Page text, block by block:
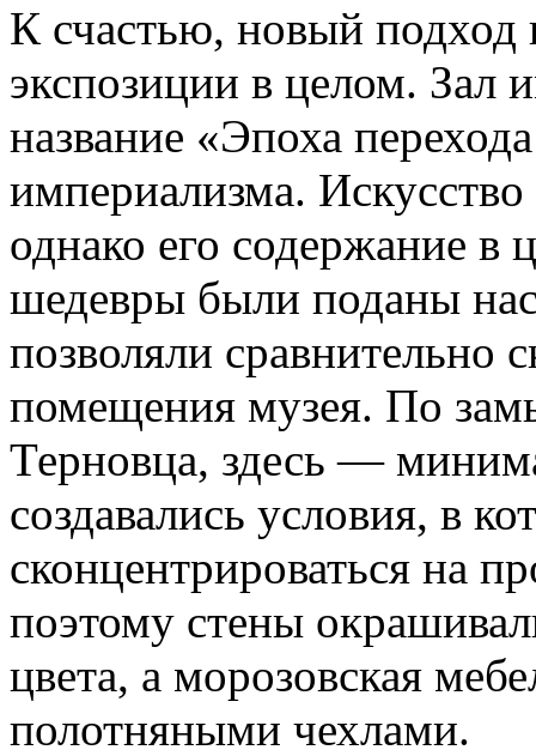
К счастью, новый подход
экспозиции в целом. Зал
название «Эпоха
империализма.
однако его содержание в
шедевры были поданы
позволяли
помещения музея. По
Терновца, здесь —
создавались условия, в
сконцентрироваться на
поэтому стены
цвета, а морозовская
полотняными чехлами.